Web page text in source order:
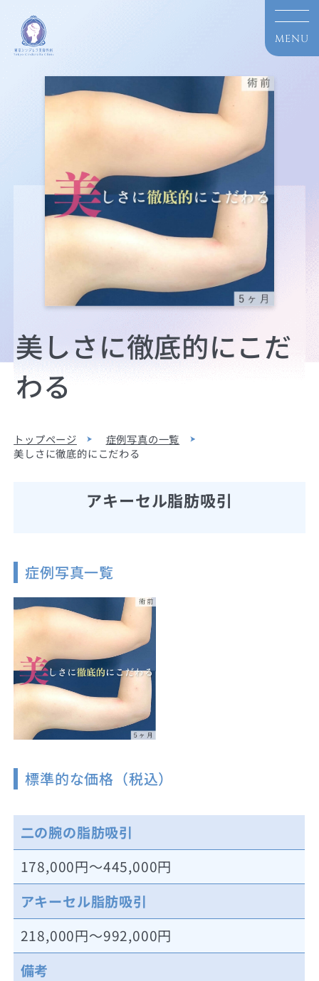
美しさに徹底的にこだ
わる
トップページ
症例写真の一覧
美しさに徹底的にこだわる
アキーセル脂肪吸引
症例写真一覧
標準的な価格（税込）
二の腕の脂肪吸引
178,000円～445,000円
アキーセル脂肪吸引
218,000円～992,000円
備考